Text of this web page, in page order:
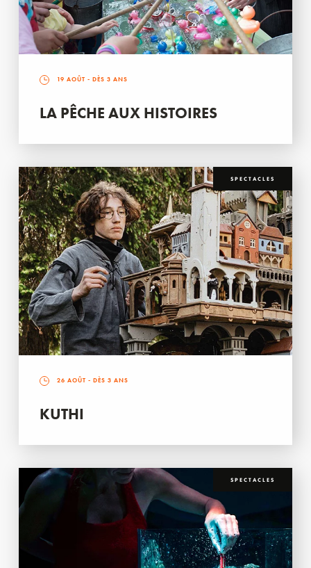
19 AOÛT - DÈS 3 ANS
LA PÊCHE AUX HISTOIRES
SPECTACLES
26 AOÛT - DÈS 3 ANS
KUTHI
SPECTACLES